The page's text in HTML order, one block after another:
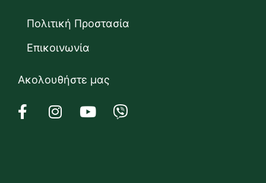
Πολιτική Προστασία
Επικοινωνία
Ακολουθήστε μας